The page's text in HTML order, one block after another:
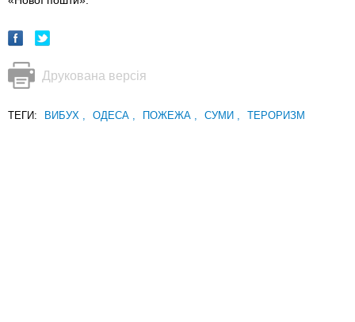
Друкована версія
ТЕГИ: ВИБУХ , ОДЕСА , ПОЖЕЖА , СУМИ , ТЕРОРИЗМ